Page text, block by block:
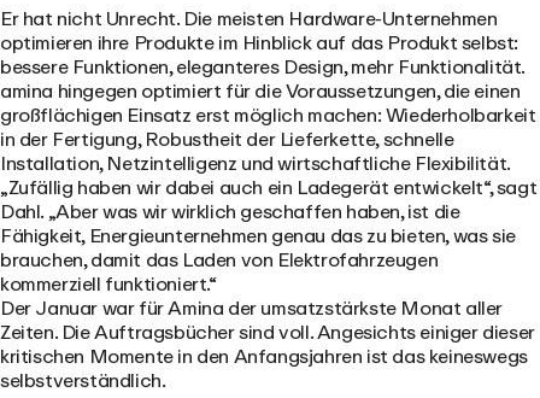
Er hat nicht Unrecht. Die meisten Hardware-Unternehmen
optimieren ihre Produkte im Hinblick auf das Produkt selbst:
bessere Funktionen, eleganteres Design, mehr Funktionalität.
amina hingegen optimiert für die Voraussetzungen, die einen
großflächigen Einsatz erst möglich machen: Wiederholbarkeit
in der Fertigung, Robustheit der Lieferkette, schnelle
Installation, Netzintelligenz und wirtschaftliche Flexibilität.
„Zufällig haben wir dabei auch ein Ladegerät entwickelt“, sagt
Dahl. „Aber was wir wirklich geschaffen haben, ist die
Fähigkeit, Energieunternehmen genau das zu bieten, was sie
brauchen, damit das Laden von Elektrofahrzeugen
kommerziell funktioniert.“
Der Januar war für Amina der umsatzstärkste Monat aller
Zeiten. Die Auftragsbücher sind voll. Angesichts einiger dieser
kritischen Momente in den Anfangsjahren ist das keineswegs
selbstverständlich.